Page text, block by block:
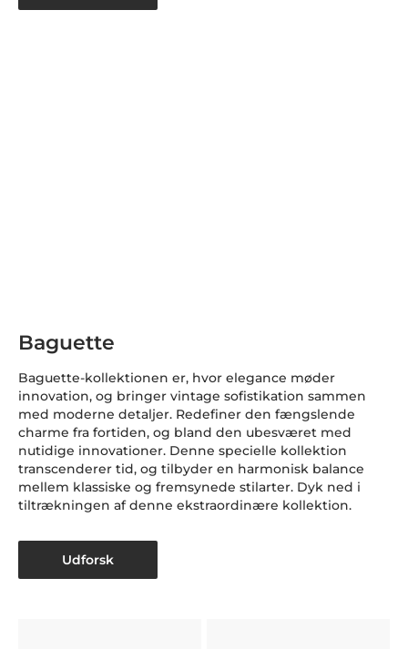
Baguette
Baguette-kollektionen er, hvor elegance møder
innovation, og bringer vintage sofistikation sammen
med moderne detaljer. Redefiner den fængslende
charme fra fortiden, og bland den ubesværet med
nutidige innovationer. Denne specielle kollektion
transcenderer tid, og tilbyder en harmonisk balance
mellem klassiske og fremsynede stilarter. Dyk ned i
tiltrækningen af denne ekstraordinære kollektion.
Udforsk